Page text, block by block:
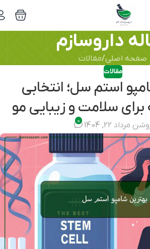
داروسازم
صفحه اصلی مقالات
مقالات
استم سل؛ انتخابی
سلامت و زیبایی مو
مرداد 22, 1404 0